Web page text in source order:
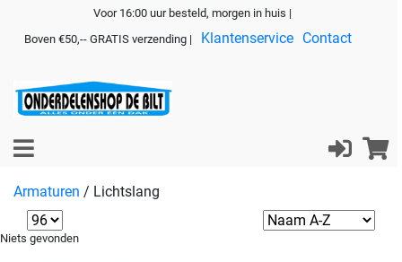
Voor 16:00 uur besteld, morgen in huis |
Boven €50,-- GRATIS verzending |
Klantenservice Contact
Armaturen / Lichtslang
Niets gevonden